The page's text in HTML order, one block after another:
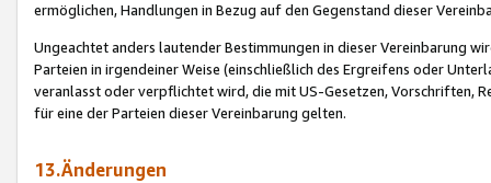
ermöglichen, Handlungen in Bezug auf den Gegenstand dieser
Ungeachtet anders lautender Bestimmungen in dieser Vereinbarung
Parteien in irgendeiner Weise (einschließlich des Ergreifens oder
veranlasst oder verpflichtet wird, die mit US-Gesetzen, Vorschriften,
für eine der Parteien dieser Vereinbarung gelten.
13.Änderungen